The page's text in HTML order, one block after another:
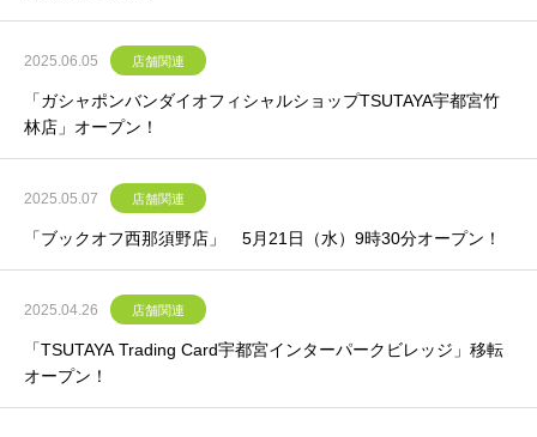
2025.06.05 店舗関連
「ガシャポンバンダイオフィシャルショップTSUTAYA宇都宮竹
林店」オープン！
2025.05.07 店舗関連
「ブックオフ西那須野店」 5月21日（水）9時30分オープン！
2025.04.26 店舗関連
「TSUTAYA Trading Card宇都宮インターパークビレッジ」移転
オープン！